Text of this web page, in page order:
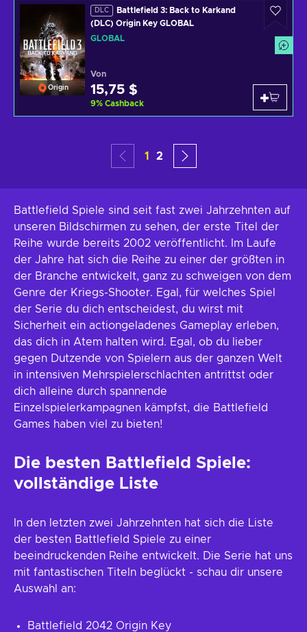
Origin
DLC
Battlefield 3: Back to Karkand
(DLC) Origin Key GLOBAL
GLOBAL
Von
15,75 $
9% Cashback
1 2
Battlefield Spiele sind seit fast zwei Jahrzehnten auf
unseren Bildschirmen zu sehen, der erste Titel der
Reihe wurde bereits 2002 veröffentlicht. Im Laufe
der Jahre hat sich die Reihe zu einer der größten in
der Branche entwickelt, ganz zu schweigen von dem
Genre der Kriegs-Shooter. Egal, für welches Spiel
der Serie du dich entscheidest, du wirst mit
Sicherheit ein actiongeladenes Gameplay erleben,
das dich in Atem halten wird. Egal, ob du lieber
gegen Dutzende von Spielern aus der ganzen Welt
in intensiven Mehrspielerschlachten antrittst oder
dich alleine durch spannende
Einzelspielerkampagnen kämpfst, die Battlefield
Games haben viel zu bieten!
Die besten Battlefield Spiele:
vollständige Liste
In den letzten zwei Jahrzehnten hat sich die Liste
der besten Battlefield Spiele zu einer
beeindruckenden Reihe entwickelt. Die Serie hat uns
mit fantastischen Titeln beglückt - schau dir unsere
Auswahl an:
Battlefield 2042 Origin Key